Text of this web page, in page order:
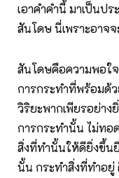
เอาคำคำนี้ มาเป็นป
สันโดษ นี่เพราะอาจ
สันโดษคือความพอใ
การกระทำที่พร้อมด้
วิริยะพากเพียรอย่าง
การกระทำนั้น ไม่ทอ
สิ่งที่ทำนั้นให้ดียิ่งขึ้น
นั้น กระทำสิ่งที่ทำอยู่